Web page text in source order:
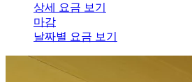
상세 요금 보기
마감
날짜별 요금 보기